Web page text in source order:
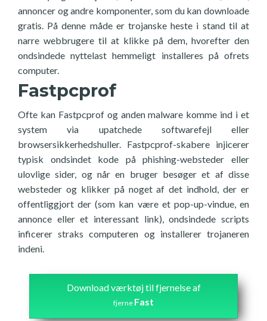
annoncer og andre komponenter, som du kan downloade
gratis. På denne måde er trojanske heste i stand til at
narre webbrugere til at klikke på dem, hvorefter den
ondsindede nyttelast hemmeligt installeres på ofrets
computer.
Fastpcprof
Ofte kan Fastpcprof og anden malware komme ind i et
system via upatchede softwarefejl eller
browsersikkerhedshuller. Fastpcprof-skabere injicerer
typisk ondsindet kode på phishing-websteder eller
ulovlige sider, og når en bruger besøger et af disse
websteder og klikker på noget af det indhold, der er
offentliggjort der (som kan være et pop-up-vindue, en
annonce eller et interessant link), ondsindede scripts
inficerer straks computeren og installerer trojaneren
indeni.
Download værktøj til fjernelse af
fjerne Fast